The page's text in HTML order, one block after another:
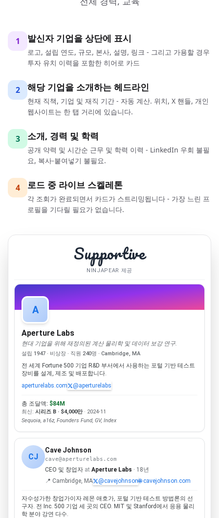
1 발신자 기업을 상단에 표시
로고, 설립 연도, 규모, 본사, 설명, 링크 - 그리고 가용할 경우
투자 유치 이력을 포함한 히어로 카드
2 해당 기업을 소개하는 헤드라인
현재 직책, 기업 및 재직 기간 - 자동 계산. 위치, X 핸들, 개인
웹사이트는 한 탭 거리에 있습니다.
3 소개, 경력 및 학력
공개 약력 및 시간순 근무 및 학력 이력 - LinkedIn 우회 불필
요, 복사-붙여넣기 불필요.
4 로드 중 라이브 스켈레톤
각 조회가 완료되면서 카드가 스트리밍됩니다 - 가장 느린 프
로필을 기다릴 필요가 없습니다.
Supportive
NINJAPEAR 제공
A
Aperture Labs
현대 기업을 위해 재정의된 계산 물리학 및 데이터 보강 연구.
설립 1947 · 비상장 · 직원 240명 · Cambridge, MA
전 세계 Fortune 500 기업 R&D 부서에서 사용하는 포털 기반 테스트
장비를 설계, 제조 및 배포합니다.
aperturelabs.com
@aperturelabs
총 조달액: $84M
최신: 시리즈 B · $4,000만· 2024-11
Sequoia, a16z, Founders Fund, GV, Index
CJ
Cave Johnson
cave@aperturelabs.com
CEO 및 창업자 at Aperture Labs · 18년
📍 Cambridge, MA
@cavejohnson🌐 cavejohnson.com
자수성가한 창업가이자 레몬 애호가, 포털 기반 테스트 방법론의 선
구자. 전 Inc. 500 기업 세 곳의 CEO. MIT 및 Stanford에서 응용 물리
학 분야 강연 다수.